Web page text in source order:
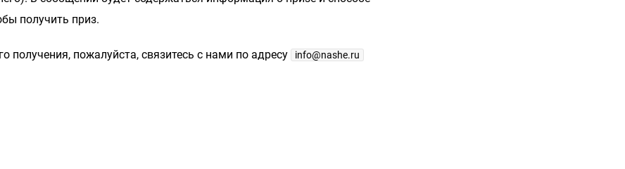
получить приз.
получения, пожалуйста, связитесь с нами по адресу info@nashe.ru